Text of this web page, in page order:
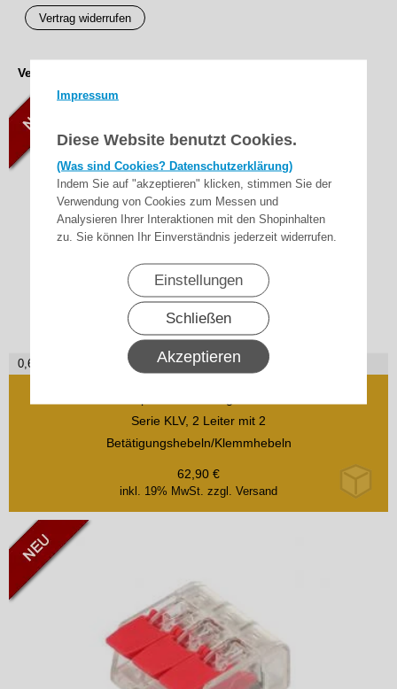
Impressum
Diese Website benutzt Cookies.
(Was sind Cookies? Datenschutzerklärung)
Indem Sie auf "akzeptieren" klicken, stimmen Sie der
Verwendung von Cookies zum Messen und
Analysieren Ihrer Interaktionen mit den Shopinhalten
zu. Sie können Ihr Einverständnis jederzeit widerrufen.
Einstellungen
Schließen
Akzeptieren
Vertrag widerrufen
Verfügbar als
0,63
Serie KLV, 2 Leiter mit 2
Betätigungshebeln/Klemmhebeln
inkl. 19% MwSt. zzgl. Versand
62,90 €